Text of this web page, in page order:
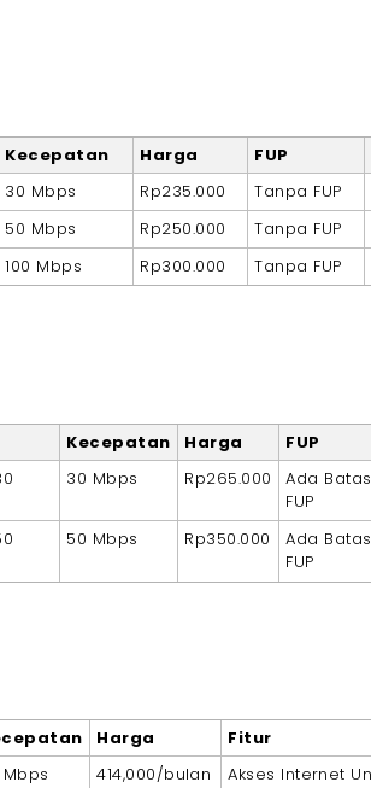
Kecepatan Harga
FUP
30 Mbps Rp235.000
Tanpa FUP
50 Mbps Rp250.000
Tanpa FUP
100 Mbps Rp300.000 Tanpa FUP
Kecepatan Harga
FUP
30 Mbps Rp265.000
Ada Batas
FUP
50 Mbps Rp350.000
Ada Batas
FUP
Harga
Fitur
414,000/bulan
Akses Internet